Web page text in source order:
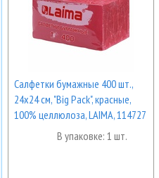
Салфетки бумажные 400 шт.,
24х24 см, "Big Pack", красные,
100% целлюлоза, LAIMA, 114727
В упаковке: 1 шт.